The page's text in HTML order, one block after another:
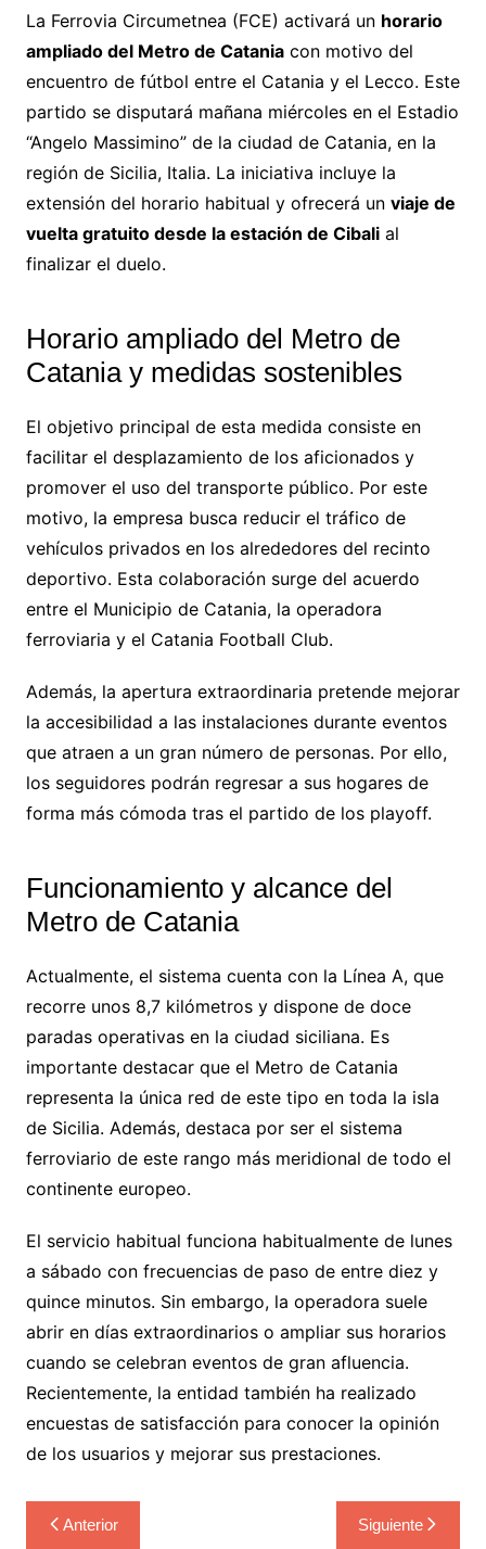
La Ferrovia Circumetnea (FCE) activará un horario
ampliado del Metro de Cataniacon motivo del
encuentro de fútbol entre el Catania y el Lecco. Este
partido se disputará mañana miércoles en el Estadio
“Angelo Massimino” de la ciudad de Catania, en la
región de Sicilia, Italia. La iniciativa incluye la
extensión del horario habitual y ofrecerá un viaje de
vuelta gratuito desde la estación de Cibalial
finalizar el duelo.
Horario ampliado del Metro de
Catania y medidas sostenibles
El objetivo principal de esta medida consiste en
facilitar el desplazamiento de los aficionados y
promover el uso del transporte público. Por este
motivo, la empresa busca reducir el tráfico de
vehículos privados en los alrededores del recinto
deportivo. Esta colaboración surge del acuerdo
entre el Municipio de Catania, la operadora
ferroviaria y el Catania Football Club.
Además, la apertura extraordinaria pretende mejorar
la accesibilidad a las instalaciones durante eventos
que atraen a un gran número de personas. Por ello,
los seguidores podrán regresar a sus hogares de
forma más cómoda tras el partido de los playoff.
Funcionamiento y alcance del
Metro de Catania
Actualmente, el sistema cuenta con la Línea A, que
recorre unos 8,7 kilómetros y dispone de doce
paradas operativas en la ciudad siciliana. Es
importante destacar que el Metro de Catania
representa la única red de este tipo en toda la isla
de Sicilia. Además, destaca por ser el sistema
ferroviario de este rango más meridional de todo el
continente europeo.
El servicio habitual funciona habitualmente de lunes
a sábado con frecuencias de paso de entre diez y
quince minutos. Sin embargo, la operadora suele
abrir en días extraordinarios o ampliar sus horarios
cuando se celebran eventos de gran afluencia.
Recientemente, la entidad también ha realizado
encuestas de satisfacción para conocer la opinión
de los usuarios y mejorar sus prestaciones.
Navegación
Anterior Siguiente